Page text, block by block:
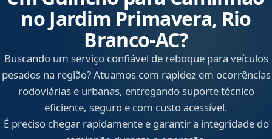
no Jardim Primavera, Rio
Branco‑AC?
Buscando um serviço confiável de reboque para veículos
pesados na região? Atuamos com rapidez em ocorrências
rodoviárias e urbanas, entregando suporte técnico
eficiente, seguro e com custo acessível.
É preciso chegar rapidamente e garantir a integridade do